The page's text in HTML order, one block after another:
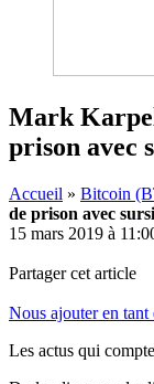
Mark
prison avec
Accueil » Bitcoin
de prison avec
15 mars 2019 à
Partager cet article
Nous ajouter en tant
Les actus qui